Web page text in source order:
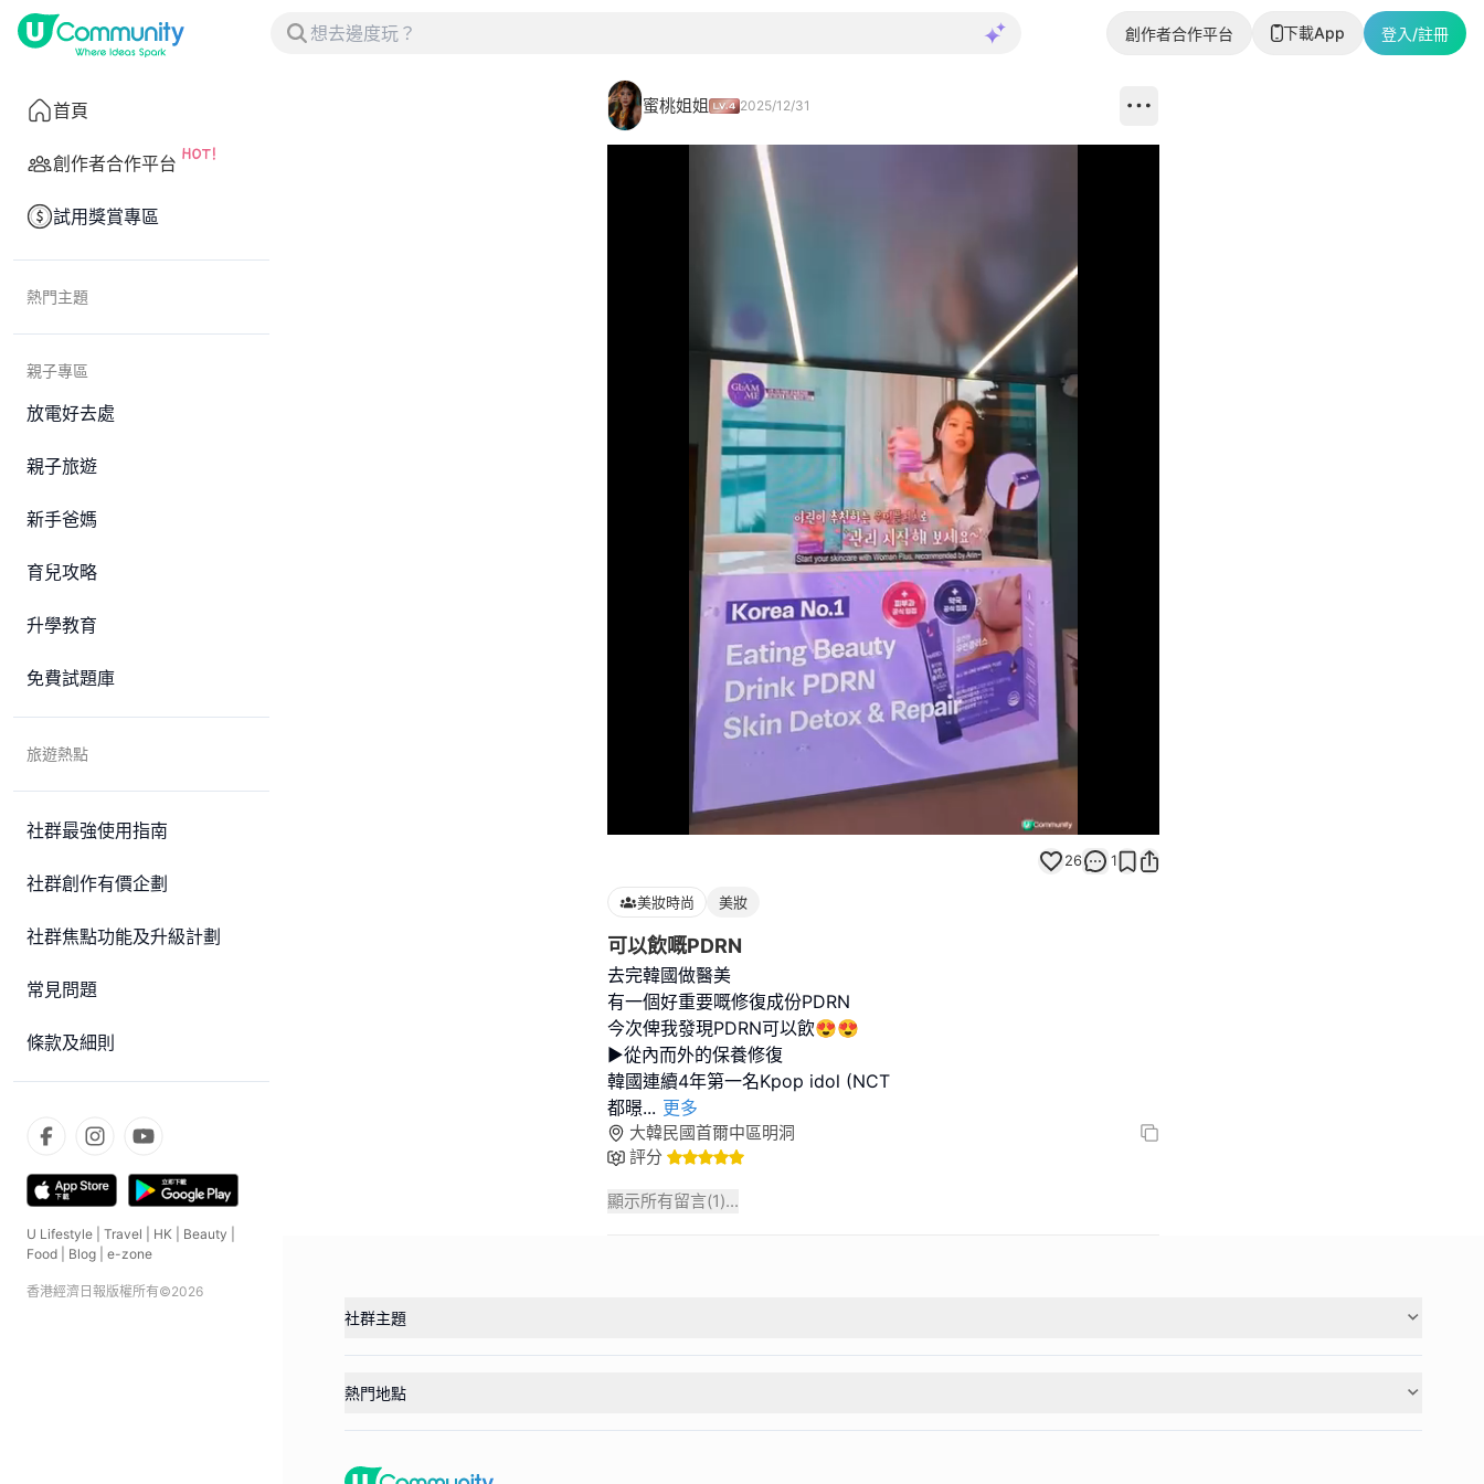
創作者合作平台 下載App 登入/註冊
首頁
創作者合作平台
試用獎賞專區
熱門主題
親子專區
放電好去處
親子旅遊
新手爸媽
育兒攻略
升學教育
免費試題庫
旅遊熱點
社群最強使用指南
社群創作有價企劃
社群焦點功能及升級計劃
常見問題
條款及細則
U Lifestyle Travel HK Beauty
Food
Blog e-zone
香港經濟日報版權所有©2026
蜜桃姐姐 2025/12/31
100.00%
26 1
美妝時尚 美妝
可以飲嘅PDRN
去完韓國做醫美
有一個好重要嘅修復成份PDRN
今次俾我發現PDRN可以飲😍😍
▶️從內而外的保養修復
韓國連續4年第一名Kpop idol (NCT
都暻... 更多
大韓民國首爾中區明洞
評分
顯示所有留言(1)...
社群主題
熱門地點